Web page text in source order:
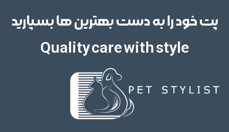
پت خود را به دست بهترین ها بسپارید
Quality care with style